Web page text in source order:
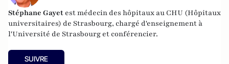
Stéphane Gayet est médecin des hôpitaux au CHU (Hôpitaux
universitaires) de Strasbourg, chargé d'enseignement à
l'Université de Strasbourg et conférencier.
SUIVRE